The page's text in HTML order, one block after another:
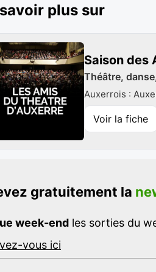
plus sur
Saison des
Théâtre,
Auxerrois :
Voir la fiche
gratuitement la
week-end les sorties du
vous ici